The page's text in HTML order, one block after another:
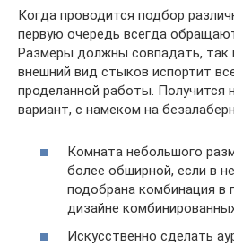
Когда проводится подбор
первую очередь всегда
Размеры должны совпадать, так
внешний вид стыков испортит
проделанной работы. Получится
вариант, с намеком на
Комната небольшого
более обширной, если в
подобрана комбинация в
дизайне
Искусственно сделать